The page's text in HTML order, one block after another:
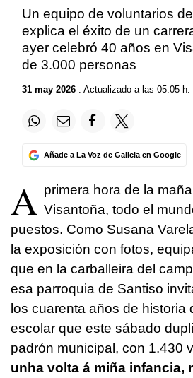
Un equipo de voluntarios
explica el éxito de un
ayer celebró 40 años en
de 3.000 personas
31 may 2026 . Actualizado a las 05:05 h.
Añade a La Voz de Galicia en Google
A primera hora de la
Visantoña, todo el
puestos. Como Susana
la exposición con fotos,
que en la carballeira del
esa parroquia de Santiso
los cuarenta años de historia
escolar que este sábado
padrón municipal, con 1.430
unha volta á miña infancia,